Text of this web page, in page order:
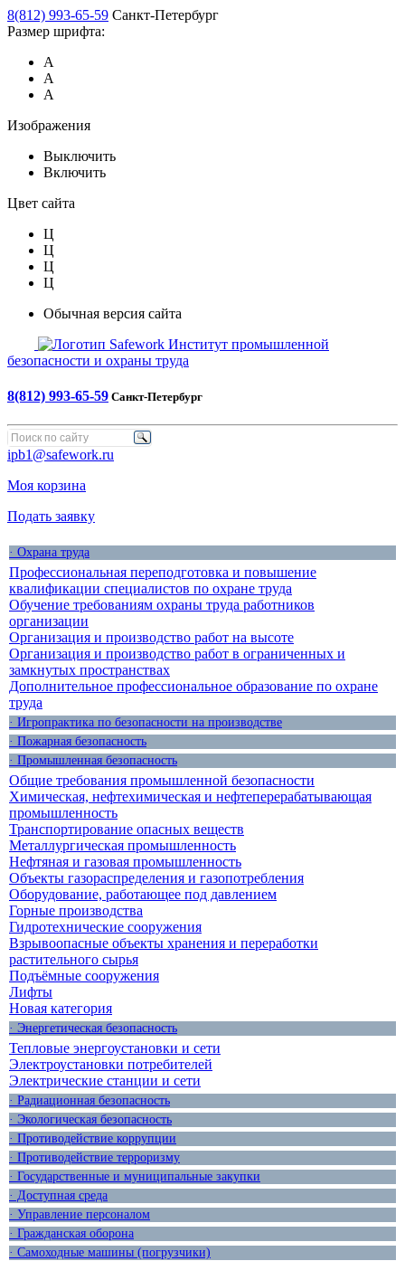
8(812) 993-65-59 Санкт-Петербург
Размер шрифта:
А
А
А
Изображения
Выключить
Включить
Цвет сайта
Ц
Ц
Ц
Ц
Обычная версия сайта
Safework Институт промышленной
безопасности и охраны труда
8(812) 993-65-59 Санкт-Петербург
ipb1@safework.ru
Моя корзина
Подать заявку
· Охрана труда
Профессиональная переподготовка и повышение
квалификации специалистов по охране труда
Обучение требованиям охраны труда работников
организации
Организация и производство работ на высоте
Организация и производство работ в ограниченных и
замкнутых пространствах
Дополнительное профессиональное образование по охране
труда
· Игропрактика по безопасности на производстве
· Пожарная безопасность
· Промышленная безопасность
Общие требования промышленной безопасности
Химическая, нефтехимическая и нефтеперерабатывающая
промышленность
Транспортирование опасных веществ
Металлургическая промышленность
Нефтяная и газовая промышленность
Объекты газораспределения и газопотребления
Оборудование, работающее под давлением
Горные производства
Гидротехнические сооружения
Взрывоопасные объекты хранения и переработки
растительного сырья
Подъёмные сооружения
Лифты
Новая категория
· Энергетическая безопасность
Тепловые энергоустановки и сети
Электроустановки потребителей
Электрические станции и сети
· Радиационная безопасность
· Экологическая безопасность
· Противодействие коррупции
· Противодействие терроризму
· Государственные и муниципальные закупки
· Доступная среда
· Управление персоналом
· Гражданская оборона
· Самоходные машины (погрузчики)